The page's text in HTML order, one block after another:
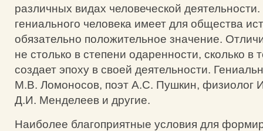
различных видах человеческой
гениального человека имеет для общества
обязательно положительное значение.
не столько в степени одаренности, сколько в
создает эпоху в своей деятельности.
М.В. Ломоносов, поэт А.С. Пушкин, физиолог
Д.И. Менделеев и другие.
Наиболее благоприятные условия для